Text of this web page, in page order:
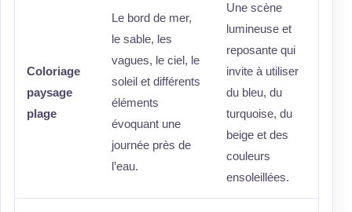
Coloriage
paysage
plage
Le bord de mer,
le sable, les
vagues, le ciel, le
soleil et différents
éléments
évoquant une
journée près de
l’eau.
Une scène
lumineuse et
reposante qui
invite à utiliser
du bleu, du
turquoise, du
beige et des
couleurs
ensoleillées.